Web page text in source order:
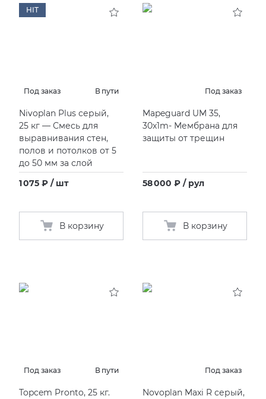
HIT
Под заказ В пути
Nivoplan Plus серый,
25 кг — Смесь для
выравнивания стен,
полов и потолков от 5
до 50 мм за слой
1 075 ₽ / шт
В корзину
Под заказ
Mapeguard UM 35,
30x1m- Мембрана для
защиты от трещин
58 000 ₽ / рул
В корзину
Под заказ В пути
Topcem Pronto, 25 кг.
Под заказ
Novoplan Maxi R серый,